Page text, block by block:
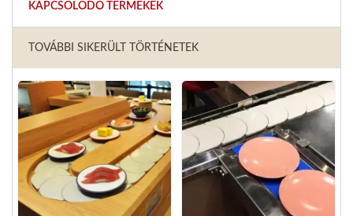
KAPCSOLÓDÓ TERMÉKEK
TOVÁBBI SIKERÜLT TÖRTÉNETEK